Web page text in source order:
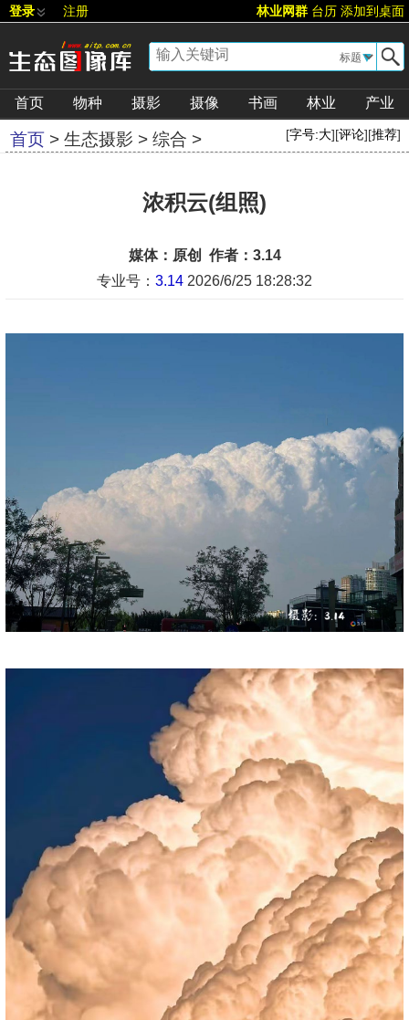
登录 注册 林业网群 台历 添加到桌面
▼
首页 物种 摄影 摄像 书画 林业 产业
首页 > 生态摄影 > 综合 > [字号:大][评论][推荐]
浓积云(组照)
媒体：原创 作者：3.14
专业号： 3.14 2026/6/25 18:28:32